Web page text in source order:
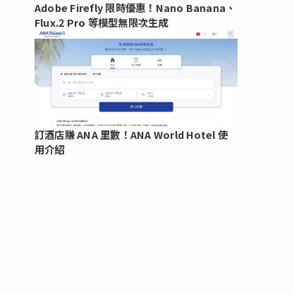
Adobe Firefly 限時優惠！Nano Banana、
Flux.2 Pro 等模型無限次生成
訂酒店賺 ANA 里數！ANA World Hotel 使
用介紹